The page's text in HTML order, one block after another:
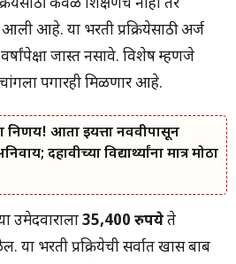
केवळ शिक्षणच नाही तर
आहे. या भरती प्रक्रियेसाठी अर्ज
जास्त नसावे. विशेष म्हणजे
पगारही मिळणार आहे.
निर्णय! आता इयत्ता नववीपासून
दहावीच्या विद्यार्थ्यांना मात्र मोठा
उमेदवाराला35,400 रुपयेते
या भरती प्रक्रियेची सर्वात खास बाब